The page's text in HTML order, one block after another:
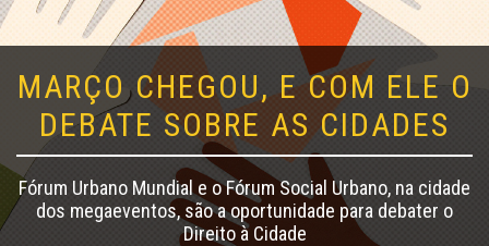
MARÇO CHEGOU, E COM ELE O
DEBATE SOBRE AS CIDADES
Fórum Urbano Mundial e o Fórum Social Urbano, na cidade
dos megaeventos, são a oportunidade para debater o
Direito à Cidade